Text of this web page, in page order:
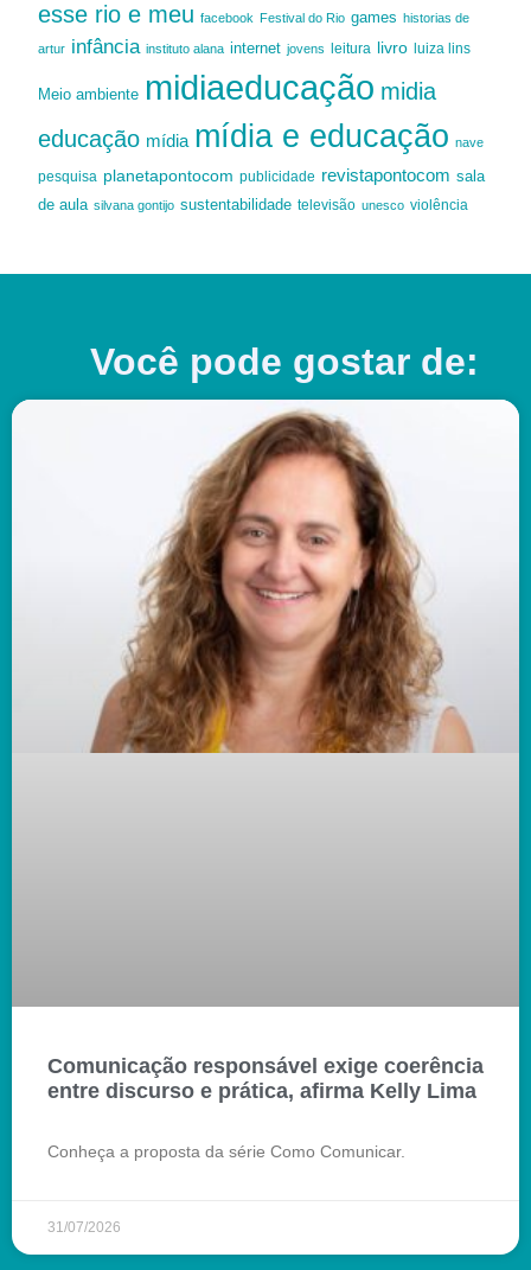
esse rio e meu facebook Festival do Rio games historias de
artur infância instituto alana internet jovens leitura livro luiza lins
Meio ambiente midiaeducação midia
educação mídia mídia e educação nave
pesquisa planetapontocom publicidade revistapontocom sala
de aula silvana gontijo sustentabilidade televisão unesco violência
Você pode gostar de:
Comunicação responsável exige coerência
entre discurso e prática, afirma Kelly Lima
Conheça a proposta da série Como Comunicar.
31/07/2026